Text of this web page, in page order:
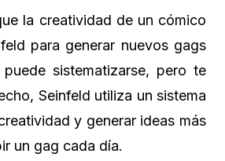
la creatividad de un cómico
para generar nuevos gags
sistematizarse, pero te
Seinfeld utiliza un sistema
y generar ideas más
un gag cada día.